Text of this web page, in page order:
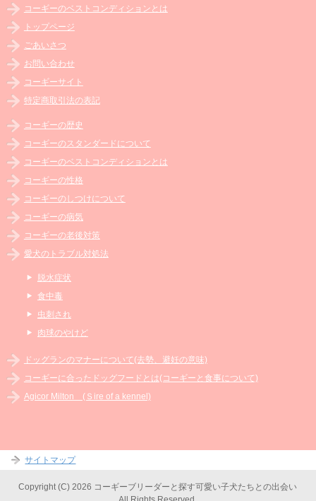
コーギーのベストコンディションとは
トップページ
ごあいさつ
お問い合わせ
コーギーサイト
特定商取引法の表記
コーギーの歴史
コーギーのスタンダードについて
コーギーのベストコンディションとは
コーギーの性格
コーギーのしつけについて
コーギーの病気
コーギーの老後対策
愛犬のトラブル対処法
脱水症状
食中毒
虫刺され
肉球のやけど
ドッグランのマナーについて(去勢、避妊の意味)
コーギーに合ったドッグフードとは(コーギーと食事について)
Agicor Milton (Ｓire of a kennel)
サイトマップ
Copyright (C) 2026 コーギーブリーダーと探す可愛い子犬たちとの出会い